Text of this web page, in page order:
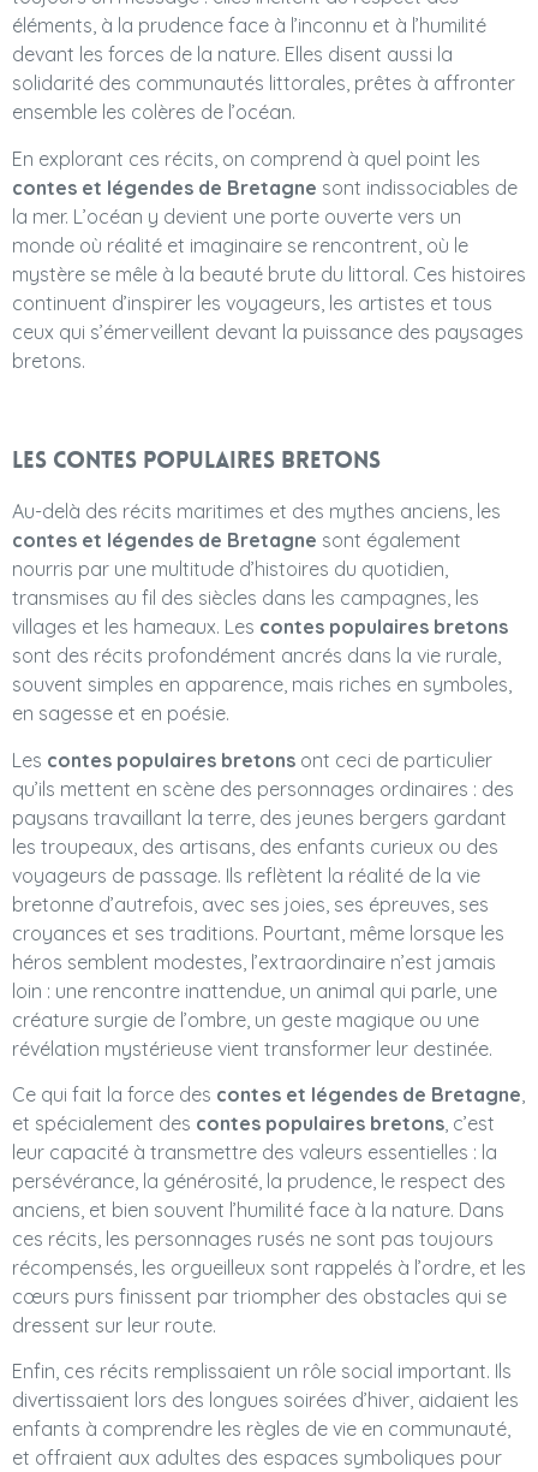
éléments, à la prudence face à l’inconnu et à l’humilité
devant les forces de la nature. Elles disent aussi la
solidarité des communautés littorales, prêtes à affronter
ensemble les colères de l’océan.
En explorant ces récits, on comprend à quel point les
contes et légendes de Bretagne sont indissociables de
la mer. L’océan y devient une porte ouverte vers un
monde où réalité et imaginaire se rencontrent, où le
mystère se mêle à la beauté brute du littoral. Ces histoires
continuent d’inspirer les voyageurs, les artistes et tous
ceux qui s’émerveillent devant la puissance des paysages
bretons.
Les contes populaires bretons
Au-delà des récits maritimes et des mythes anciens, les
contes et légendes de Bretagne sont également
nourris par une multitude d’histoires du quotidien,
transmises au fil des siècles dans les campagnes, les
villages et les hameaux. Les contes populaires bretons
sont des récits profondément ancrés dans la vie rurale,
souvent simples en apparence, mais riches en symboles,
en sagesse et en poésie.
Les contes populaires bretons ont ceci de particulier
qu’ils mettent en scène des personnages ordinaires : des
paysans travaillant la terre, des jeunes bergers gardant
les troupeaux, des artisans, des enfants curieux ou des
voyageurs de passage. Ils reflètent la réalité de la vie
bretonne d’autrefois, avec ses joies, ses épreuves, ses
croyances et ses traditions. Pourtant, même lorsque les
héros semblent modestes, l’extraordinaire n’est jamais
loin : une rencontre inattendue, un animal qui parle, une
créature surgie de l’ombre, un geste magique ou une
révélation mystérieuse vient transformer leur destinée.
Ce qui fait la force des contes et légendes de Bretagne,
et spécialement des contes populaires bretons, c’est
leur capacité à transmettre des valeurs essentielles : la
persévérance, la générosité, la prudence, le respect des
anciens, et bien souvent l’humilité face à la nature. Dans
ces récits, les personnages rusés ne sont pas toujours
récompensés, les orgueilleux sont rappelés à l’ordre, et les
cœurs purs finissent par triompher des obstacles qui se
dressent sur leur route.
Enfin, ces récits remplissaient un rôle social important. Ils
divertissaient lors des longues soirées d’hiver, aidaient les
enfants à comprendre les règles de vie en communauté,
et offraient aux adultes des espaces symboliques pour